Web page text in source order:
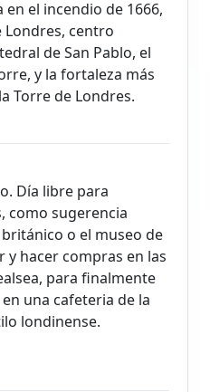
el incendio de 1666,
Londres, centro
de San Pablo, el
y la fortaleza más
Torre de Londres.
Día libre para
como sugerencia
o el museo de
hacer compras en las
para finalmente
una cafeteria de la
londinense.